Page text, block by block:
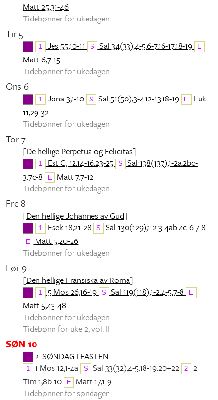
Matt 25,31-46
Tidebønner for ukedagen
Tir 5
1 Jes 55,10-11 S Sal 34(33),4-5.6-7.16-17.18-19 E
Matt 6,7-15
Tidebønner for ukedagen
Ons 6
1 Jona 3,1-10 S Sal 51(50),3-4.12-13.18-19 E
Luk
11,29-32
Tidebønner for ukedagen
Tor 7
[De hellige Perpetua og Felicitas]
1 Est C, 12.14-16.23-25 S
Sal 138(137),1-2a.2bc-
3.7c-8
E
Matt 7,7-12
Tidebønner for ukedagen
Fre 8
[Den hellige Johannes av Gud]
1 Esek 18,21-28 S Sal 130(129),1-2.3-4ab.4c-6.7-8
E
Matt 5,20-26
Tidebønner for ukedagen
Lør 9
[Den hellige Fransiska av Roma]
1 5 Mos 26,16-19 S Sal 119(118),1-2.4-5.7-8 E
Matt 5,43-48
Tidebønner for ukedagen
Tidebønn for uke 2, vol. II
SØN 10
2. SØNDAG I FASTEN
1 1 Mos 12,1-4a S Sal 33(32),4-5.18-19.20+22 2
2
Tim 1,8b-10
E
Matt 17,1-9
Tidebønner for søndagen